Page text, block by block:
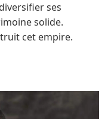
ses
solide.
cet empire.